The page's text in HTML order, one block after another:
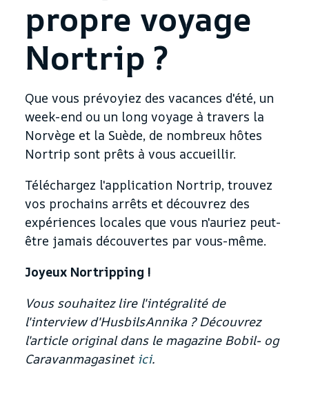
propre voyage
Nortrip ?
Que vous prévoyiez des vacances d'été, un
week-end ou un long voyage à travers la
Norvège et la Suède, de nombreux hôtes
Nortrip sont prêts à vous accueillir.
Téléchargez l'application Nortrip, trouvez
vos prochains arrêts et découvrez des
expériences locales que vous n'auriez peut-
être jamais découvertes par vous-même.
Joyeux Nortripping !
Vous souhaitez lire l'intégralité de
l'interview d'HusbilsAnnika ? Découvrez
l'article original dans le magazine Bobil- og
Caravanmagasinet ici.